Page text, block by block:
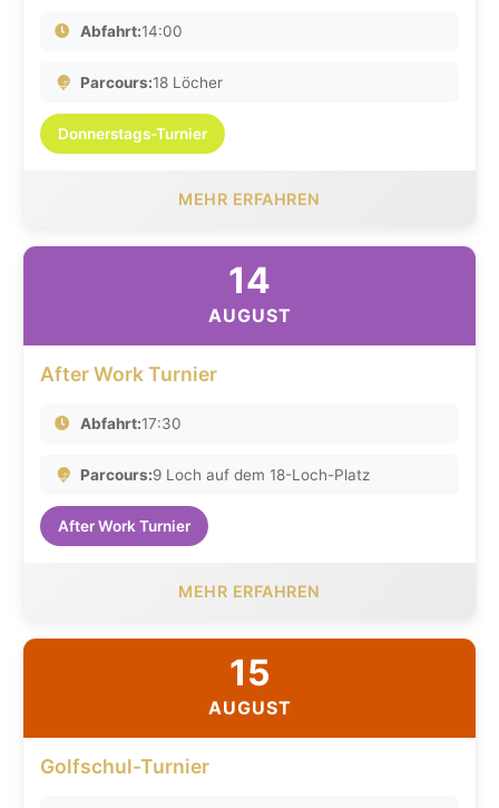
Abfahrt:14:00
Parcours:18 Löcher
Donnerstags-Turnier
MEHR ERFAHREN
14
AUGUST
After Work Turnier
Abfahrt:17:30
Parcours:9 Loch auf dem 18-Loch-Platz
After Work Turnier
MEHR ERFAHREN
15
AUGUST
Golfschul-Turnier